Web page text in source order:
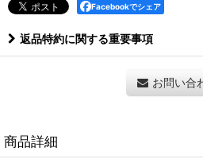
Facebookでシェア
返品特約に関する重要事項
お問い合
商品詳細